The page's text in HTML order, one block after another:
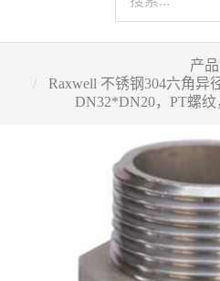
产品
Raxwell 不锈钢304六角异
DN32*DN20，PT螺纹